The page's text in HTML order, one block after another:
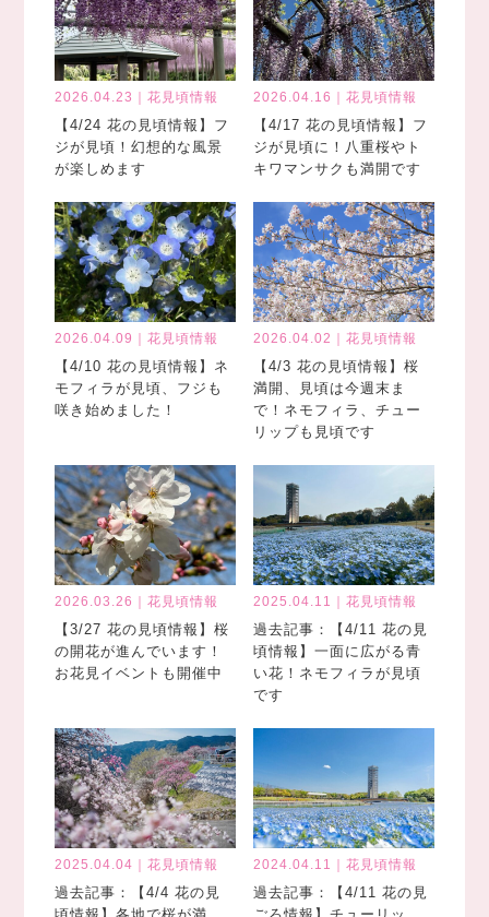
2026.04.23｜花見頃情報
【4/24 花の見頃情報】フ
ジが見頃！幻想的な風景
が楽しめます
2026.04.16｜花見頃情報
【4/17 花の見頃情報】フ
ジが見頃に！八重桜やト
キワマンサクも満開です
2026.04.09｜花見頃情報
【4/10 花の見頃情報】ネ
モフィラが見頃、フジも
咲き始めました！
2026.04.02｜花見頃情報
【4/3 花の見頃情報】桜
満開、見頃は今週末ま
で！ネモフィラ、チュー
リップも見頃です
2026.03.26｜花見頃情報
【3/27 花の見頃情報】桜
の開花が進んでいます！
お花見イベントも開催中
2025.04.11｜花見頃情報
過去記事：【4/11 花の見
頃情報】一面に広がる青
い花！ネモフィラが見頃
です
2025.04.04｜花見頃情報
過去記事：【4/4 花の見
2024.04.11｜花見頃情報
過去記事：【4/11 花の見